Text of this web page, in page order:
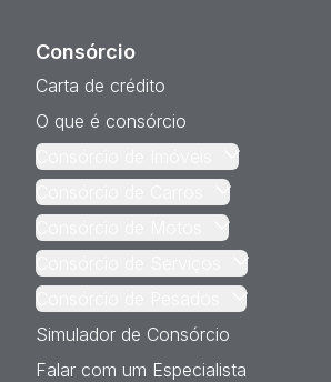
Consórcio
Carta de crédito
O que é consórcio
Consórcio de Imóveis
Consórcio de Carros
Consórcio de Motos
Consórcio de Serviços
Consórcio de Pesados
Simulador de Consórcio
Falar com um Especialista